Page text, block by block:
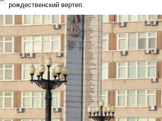
рождественский вертеп.